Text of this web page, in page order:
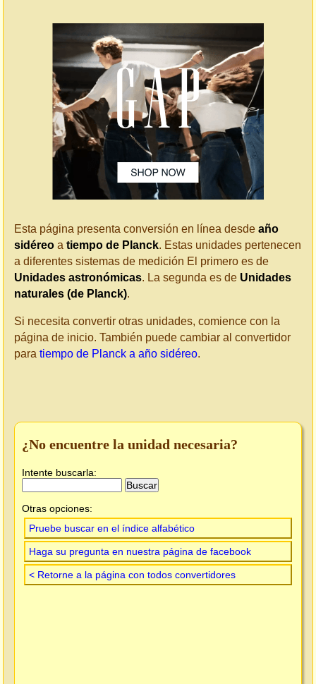
Esta página presenta conversión en línea desde año
sidéreo a tiempo de Planck. Estas unidades pertenecen
a diferentes sistemas de medición El primero es de
Unidades astronómicas. La segunda es de Unidades
naturales (de Planck).
Si necesita convertir otras unidades, comience con la
página de inicio. También puede cambiar al convertidor
para tiempo de Planck a año sidéreo.
¿No encuentre la unidad necesaria?
Intente buscarla:
Otras opciones:
Pruebe buscar en el índice alfabético
Haga su pregunta en nuestra página de facebook
< Retorne a la página con todos convertidores